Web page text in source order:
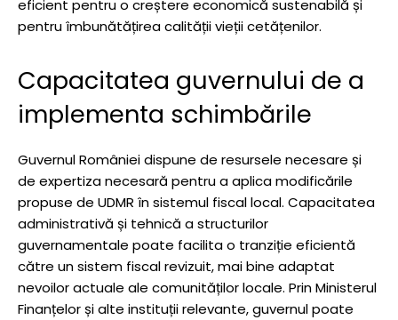
eficient pentru o creștere economică sustenabilă și
pentru îmbunătățirea calității vieții cetățenilor.
Capacitatea guvernului de a
implementa schimbările
Guvernul României dispune de resursele necesare și
de expertiza necesară pentru a aplica modificările
propuse de UDMR în sistemul fiscal local. Capacitatea
administrativă și tehnică a structurilor
guvernamentale poate facilita o tranziție eficientă
către un sistem fiscal revizuit, mai bine adaptat
nevoilor actuale ale comunităților locale. Prin Ministerul
Finanțelor și alte instituții relevante, guvernul poate